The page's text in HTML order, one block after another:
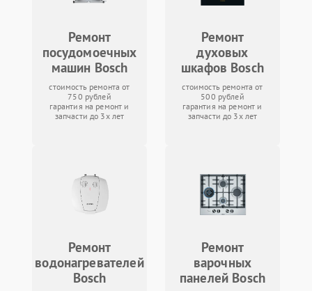
Ремонт
посудомоечных
машин Bosch
стоимость ремонта от
750 рублей
гарантия на ремонт и
запчасти до 3х лет
Ремонт
духовых
шкафов Bosch
стоимость ремонта от
500 рублей
гарантия на ремонт и
запчасти до 3х лет
Ремонт
водонагревателей
Bosch
Ремонт
варочных
панелей Bosch